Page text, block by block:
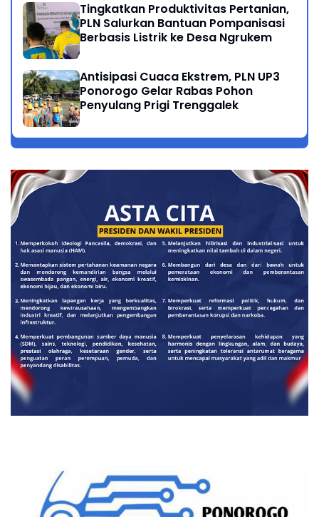
Tingkatkan Produktivitas Pertanian,
PLN Salurkan Bantuan Pompanisasi
Berbasis Listrik ke Desa Ngrukem
Antisipasi Cuaca Ekstrem, PLN UP3
Ponorogo Gelar Rabas Pohon
Penyulang Prigi Trenggalek